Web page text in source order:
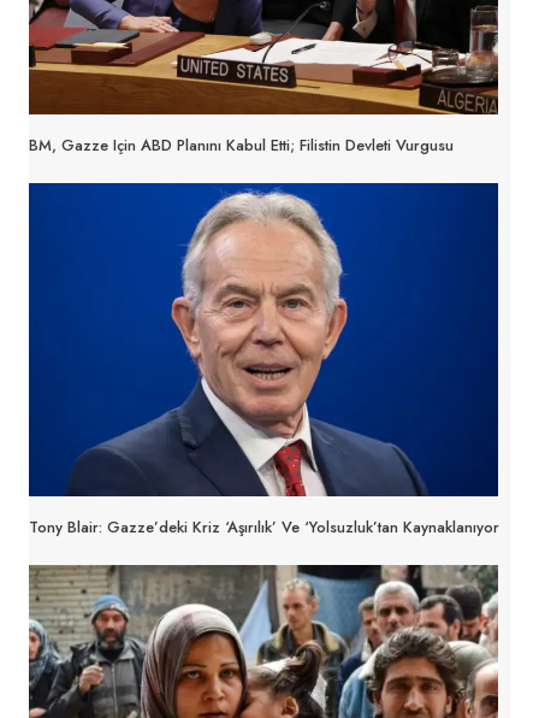
BM, Gazze Için ABD Planını Kabul Etti; Filistin Devleti Vurgusu
Tony Blair: Gazze’deki Kriz ‘aşırılık’ Ve ‘yolsuzluk’tan Kaynaklanıyor